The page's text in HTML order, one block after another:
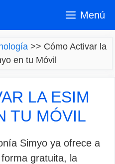
Menú
>> Cómo Activar la
en tu Móvil
LA ESIM
TU MÓVIL
Simyo ya ofrece a
gratuita, la